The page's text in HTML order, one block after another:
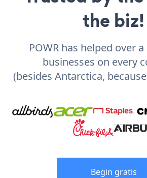
the biz!
POWR has helped over
businesses on every
(besides Antarctica,
Begin gratis